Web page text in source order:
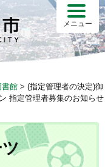
メニュー
書館 > (指定管理者の決定)御
指定管理者募集のお知らせ